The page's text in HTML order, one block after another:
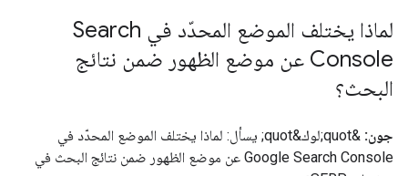
لماذا يختلف الموضع المحدّد في Search
Console عن موضع الظهور ضمن نتائج
البحث؟
جون:
&quot;لوك&quot; يسأل: لماذا يختلف الموضع المحدّد في
Google Search Console عن موضع الظهور ضمن نتائج البحث في